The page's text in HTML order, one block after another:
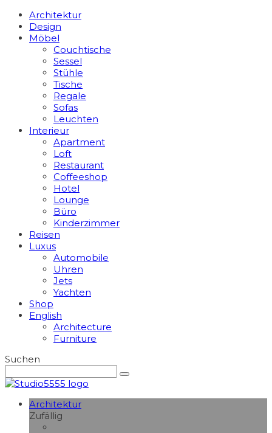
Architektur
Design
Möbel
Couchtische
Sessel
Stühle
Tische
Regale
Sofas
Leuchten
Interieur
Apart­ment
Loft
Restaurant
Coffeeshop
Hotel
Lounge
Büro
Kinderzimmer
Reisen
Luxus
Automobile
Uhren
Jets
Yachten
Shop
English
Architecture
Furniture
Suchen
Architektur
Zufällig